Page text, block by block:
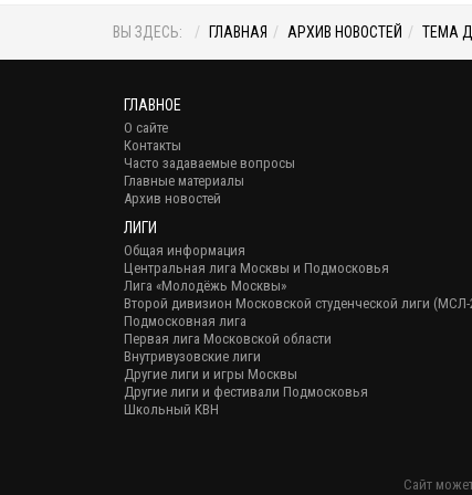
ВЫ ЗДЕСЬ: ГЛАВНАЯ АРХИВ НОВОСТЕЙ ТЕМА
ГЛАВНОЕ
О сайте
Контакты
Часто задаваемые вопросы
Главные материалы
Архив новостей
ЛИГИ
Общая информация
Центральная лига Москвы и Подмосковья
Лига «Молодёжь Москвы»
Второй дивизион Московской студенческой лиги (МСЛ-
Подмосковная лига
Первая лига Московской области
Внутривузовские лиги
Другие лиги и игры Москвы
Другие лиги и фестивали Подмосковья
Школьный КВН
Сайт